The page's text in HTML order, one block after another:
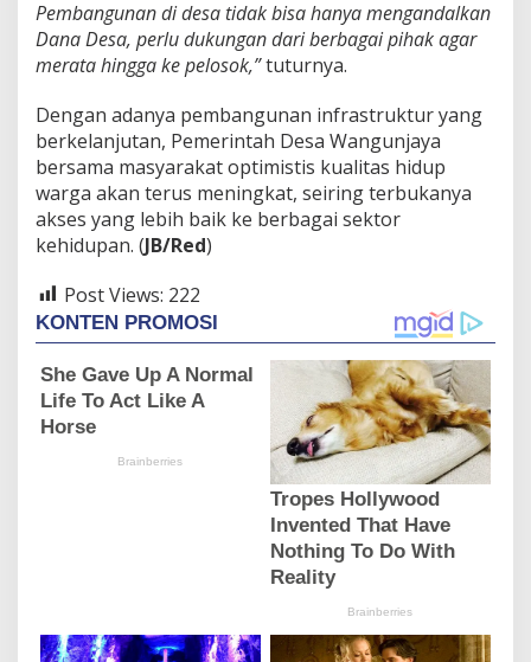
Pembangunan di desa tidak bisa hanya mengandalkan
Dana Desa, perlu dukungan dari berbagai pihak agar
merata hingga ke pelosok,”tuturnya.
Dengan adanya pembangunan infrastruktur yang
berkelanjutan, Pemerintah Desa Wangunjaya
bersama masyarakat optimistis kualitas hidup
warga akan terus meningkat, seiring terbukanya
akses yang lebih baik ke berbagai sektor
kehidupan. (JB/Red)
Post Views: 222